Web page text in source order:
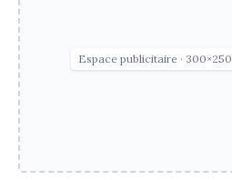
Espace publicitaire · 300×250